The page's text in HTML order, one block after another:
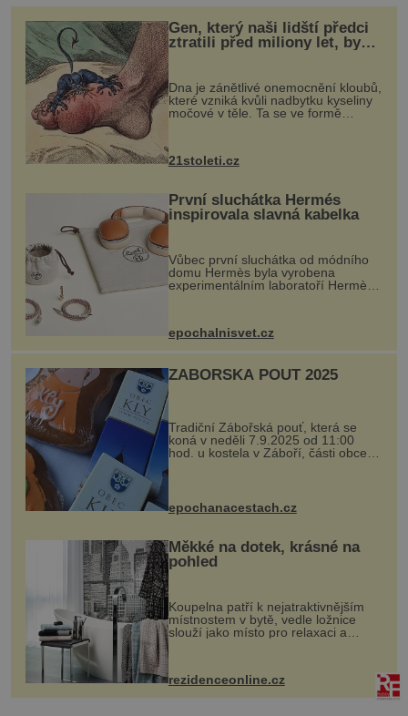
Gen, který naši lidští předci
ztratili před miliony let, by
mohl pomoci s léčbou
„nemoci králů“
Dna je zánětlivé onemocnění kloubů,
které vzniká kvůli nadbytku kyseliny
močové v těle. Ta se ve formě
nohou, a způsobuje bole...
21stoleti.cz
První sluchátka Hermés
inspirovala slavná kabelka
Vůbec první sluchátka od módního
domu Hermès byla vyrobena
experimentálním laboratoří Hermès
kovový...
epochalnisvet.cz
ZÁBOŘSKÁ POUŤ 2025
Tradiční Zábořská pouť, která se
koná v neděli 7.9.2025 od 11:00
hod. u kostela v Záboří, části obce
Kly u Mělníka. V programu naleznete
komentovanou prohlídku kostela,
epochanacestach.cz
Měkké na dotek, krásné na
pohled
Koupelna patří k nejatraktivnějším
místnostem v bytě, vedle ložnice
slouží jako místo pro relaxaci a
odpočinek. Koupelnový textil –
ručníky, osušky a koberečky –
mohou jako mávnutím kouzelného
proutku...
rezidenceonline.cz